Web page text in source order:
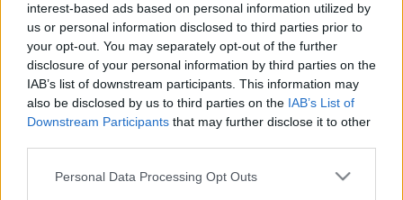
interest-based ads based on personal information utilized by
us or personal information disclosed to third parties prior to
your opt-out. You may separately opt-out of the further
disclosure of your personal information by third parties on the
IAB’s list of downstream participants. This information may
also be disclosed by us to third parties on the IAB’s List of
Downstream Participants that may further disclose it to other
Please note that this website/app uses one or more Google
Personal Data Processing Opt Outs
Στην καρδιά της μαγευτικής Λευκάδας, τοRizomata
Luxury Villasπροσφέρει μια ξεχωριστή εμπειρία
διαμονής, που συνδυάζει την απόλυτη ηρεμία με